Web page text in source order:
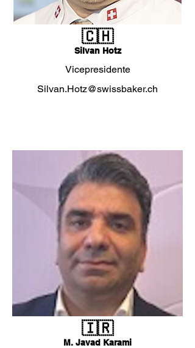
🇨🇭
Silvan Hotz
Vicepresidente
Silvan.Hotz@swissbaker.ch
🇮🇷
M. Javad Karami